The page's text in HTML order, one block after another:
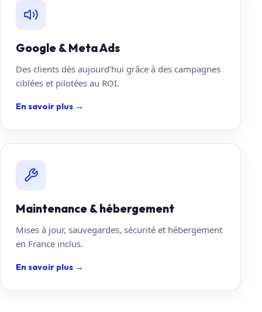
Google & Meta Ads
Des clients dès aujourd'hui grâce à des campagnes
ciblées et pilotées au ROI.
En savoir plus →
Maintenance & hébergement
Mises à jour, sauvegardes, sécurité et hébergement
en France inclus.
En savoir plus →